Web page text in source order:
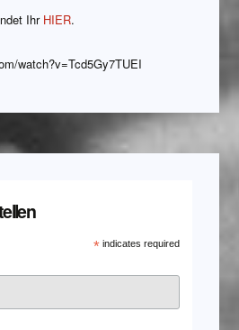
IhrHIER.
watch?v=Tcd5Gy7TUEI
* indicates required